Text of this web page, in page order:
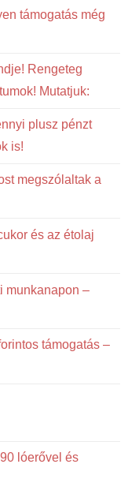
támogatás még
Rengeteg
Mutatjuk:
plusz pénzt
is!
megszólaltak a
és az étolaj
munkanapon –
támogatás –
lóerővel és